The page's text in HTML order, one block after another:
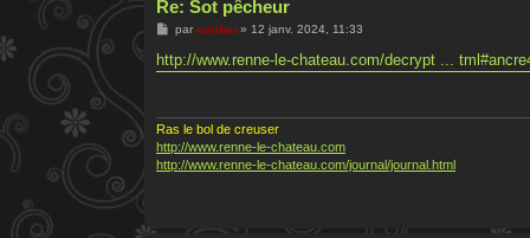
Re: Sot pêcheur
M
s
s
par cardou» 12 janv. 2024, 11:33
http://www.renne-le-chateau.com/decrypt ...
Ras le bol de creuser
http://www.renne-le-chateau.com
http://www.renne-le-chateau.com/journal/journal.html